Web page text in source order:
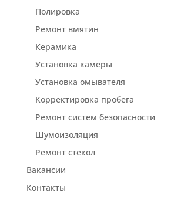
Полировка
Ремонт вмятин
Керамика
Установка камеры
Установка омывателя
Корректировка пробега
Ремонт систем безопасности
Шумоизоляция
Ремонт стекол
Вакансии
Контакты